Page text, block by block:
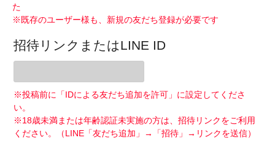
た
※既存のユーザー様も、新規の友だち登録が必要です
招待リンクまたはLINE ID
※投稿前に「IDによる友だち追加を許可」に設定してくださ
い。
※18歳未満または年齢認証未実施の方は、招待リンクをご利用
ください。（LINE「友だち追加」→「招待」→リンクを送信）